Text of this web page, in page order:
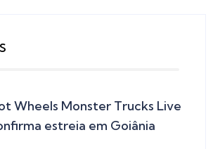
Wheels Monster Trucks Live
estreia em Goiânia